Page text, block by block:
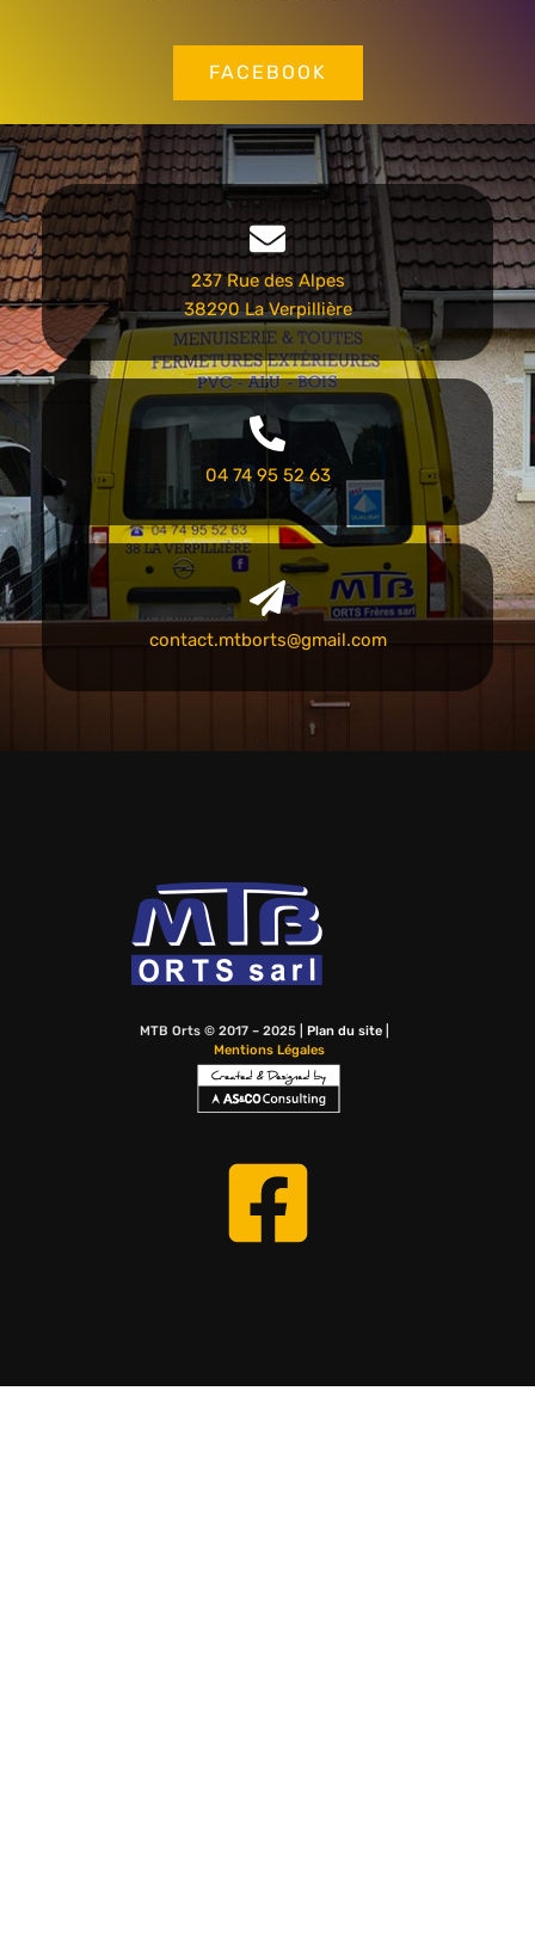
FACEBOOK
237 Rue des Alpes
38290 La Verpillière
04 74 95 52 63
contact.mtborts@gmail.com
MTB Orts © 2017 – 2025 | Plan du site|
Mentions Légales